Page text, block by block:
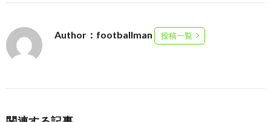
Author：footballman 投稿一覧